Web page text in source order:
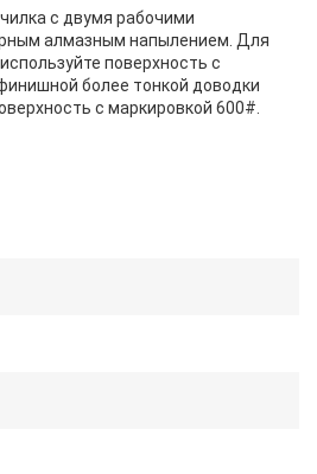
с двумя рабочими
алмазным напылением. Для
поверхность с
более тонкой доводки
с маркировкой 600#.